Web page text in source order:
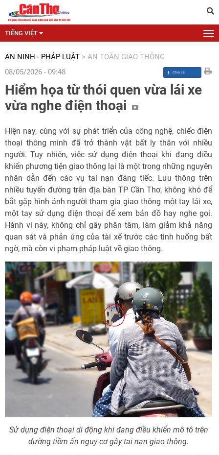
TIẾNG VIỆT
AN NINH - PHÁP LUẬT > AN TOÀN GIAO THÔNG
08/05/2026 - 09:48
Hiểm họa từ thói quen vừa lái xe
vừa nghe điện thoại
Hiện nay, cùng với sự phát triển của công nghệ, chiếc điện
thoại thông minh đã trở thành vật bất ly thân với nhiều
người. Tuy nhiên, việc sử dụng điện thoại khi đang điều
khiển phương tiện giao thông lại là một trong những nguyên
nhân dẫn đến các vụ tai nạn đáng tiếc. Lưu thông trên
nhiều tuyến đường trên địa bàn TP Cần Thơ, không khó để
bắt gặp hình ảnh người tham gia giao thông một tay lái xe,
một tay sử dụng điện thoại để xem bản đồ hay nghe gọi.
Hành vi này, không chỉ gây phân tâm, làm giảm khả năng
quan sát và phản ứng của tài xế trước các tình huống bất
ngờ, mà còn vi phạm pháp luật về giao thông.
Sử dụng điện thoại di động khi đang điều khiển mô tô trên
đường tiềm ẩn nguy cơ gây tai nạn giao thông.